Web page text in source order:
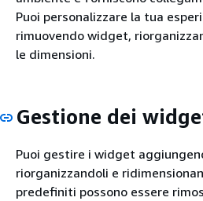
Puoi personalizzare la tua
rimuovendo widget,
le dimensioni.
Gestione dei
Puoi gestire i widget
riorganizzandoli e
predefiniti possono essere